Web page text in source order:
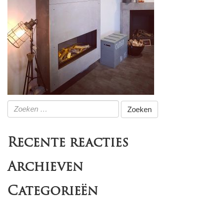
Zoeken
naar:
Recente reacties
Archieven
Categorieën